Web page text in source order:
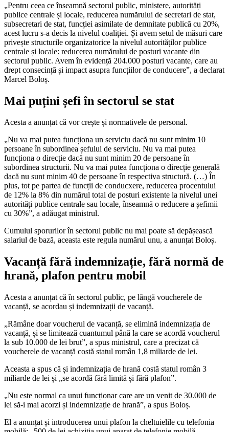
„Pentru ceea ce înseamnă sectorul public, ministere, autorități
publice centrale și locale, reducerea numărului de secretari de stat,
subsecretari de stat, funcției asimilate de demnitate publică cu 20%,
acest lucru s-a decis la nivelul coaliției. Și avem setul de măsuri care
privește structurile organizatorice la nivelul autorităților publice
centrale și locale: reducerea numărului de posturi vacante din
sectorul public. Avem în evidență 204.000 posturi vacante, care au
drept consecință și impact asupra funcțiilor de conducere”, a declarat
Marcel Boloș.
Mai puțini șefi în sectorul se stat
Acesta a anunțat că vor crește și normativele de personal.
„Nu va mai putea funcționa un serviciu dacă nu sunt minim 10
persoane în subordinea șefului de serviciu. Nu va mai putea
funcționa o direcție dacă nu sunt minim 20 de persoane în
subordinea structurii. Nu va mai putea funcționa o direcție generală
dacă nu sunt minim 40 de persoane în respectiva structură. (…) În
plus, tot pe partea de funcții de conducxere, reducerea procentului
de 12% la 8% din numărul total de posturi existente la nivelul unei
autorități publice centrale sau locale, înseamnă o reducere a șefimii
cu 30%”, a adăugat ministrul.
Cumulul sporurilor în sectorul public nu mai poate să depășească
salariul de bază, aceasta este regula numărul unu, a anunțat Boloș.
Vacanță fără indemnizație, fără normă de
hrană, plafon pentru mobil
Acesta a anunțat că în sectorul public, pe lângă voucherele de
vacanță, se acordau și indemnizații de vacanță.
„Rămâne doar voucherul de vacanță, se elimină indemnizația de
vacanță, și se limitează cuantumul până la care se acordă voucherul
la sub 10.000 de lei brut”, a spus ministrul, care a precizat că
voucherele de vacanță costă statul român 1,8 miliarde de lei.
Aceasta a spus că și indemnizația de hrană costă statul român 3
miliarde de lei și „se acordă fără limită și fără plafon”.
„Nu este normal ca unui funcționar care are un venit de 30.000 de
lei să-i mai acorzi și indemnizație de hrană”, a spus Boloș.
El a anunțat și introducerea unui plafon la cheltuielile cu telefonia